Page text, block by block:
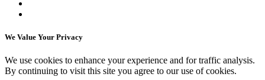
We Value Your Privacy
We use cookies to enhance your experience and for traffic analysis.
By continuing to visit this site you agree to our use of cookies.